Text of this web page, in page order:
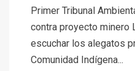
Primer Tribunal
contra proyecto minero
escuchar los alegatos
Comunidad Indígena...